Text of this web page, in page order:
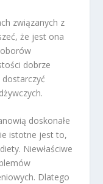
związanych z
że jest ona
dobrze
doskonałe
istotne jest to,
Niewłaściwe
Dlatego